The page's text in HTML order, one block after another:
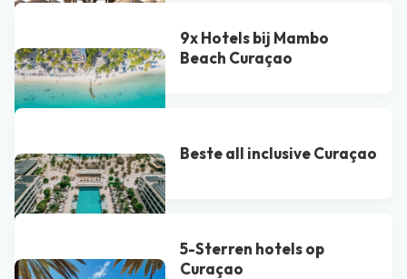
9x Hotels bij Mambo
Beach Curaçao
Beste all inclusive Curaçao
5-Sterren hotels op
Curaçao